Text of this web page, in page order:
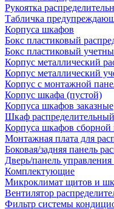
Рукоятка
Табличка
Корпуса шкафов
Бокс пластиковый
Бокс пластиковый
Корпус металлический
Корпус металлический
Корпус с монтажной
Корпус шкафа (пустой)
Корпуса шкафов заказные
Шкаф
Корпуса шкафов сборной
Монтажная плата для
Боковая/задняя панель
Дверь/панель
Комплектующие
Микроклимат щитов и
Вентилятор
Фильтр системы